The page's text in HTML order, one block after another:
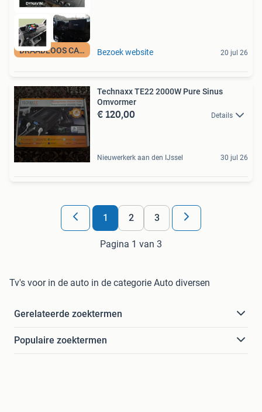
DRAADLOOS CARPLAY Bezoek website 20 jul 26
Technaxx TE22 2000W Pure Sinus
Omvormer
€ 120,00 Details
Nieuwerkerk aan den IJssel 30 jul 26
1 2 3
Pagina 1 van 3
Tv's voor in de auto in de categorie Auto diversen
Gerelateerde zoektermen
Populaire zoektermen